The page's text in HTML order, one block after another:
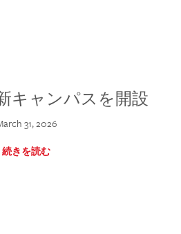
キャンパスを開設
31, 2026
続きを読む